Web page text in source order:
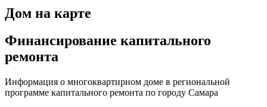
Дом на карте
Финансирование капитального
ремонта
Информация о многоквартирном доме в региональной
программе капитального ремонта по городу Самара